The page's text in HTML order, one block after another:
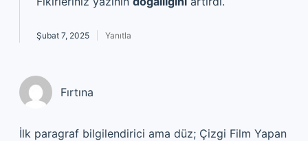
Şubat 7, 2025 Yanıtla
Fırtına
İlk paragraf bilgilendirici ama düz; Çizgi Film Yapan